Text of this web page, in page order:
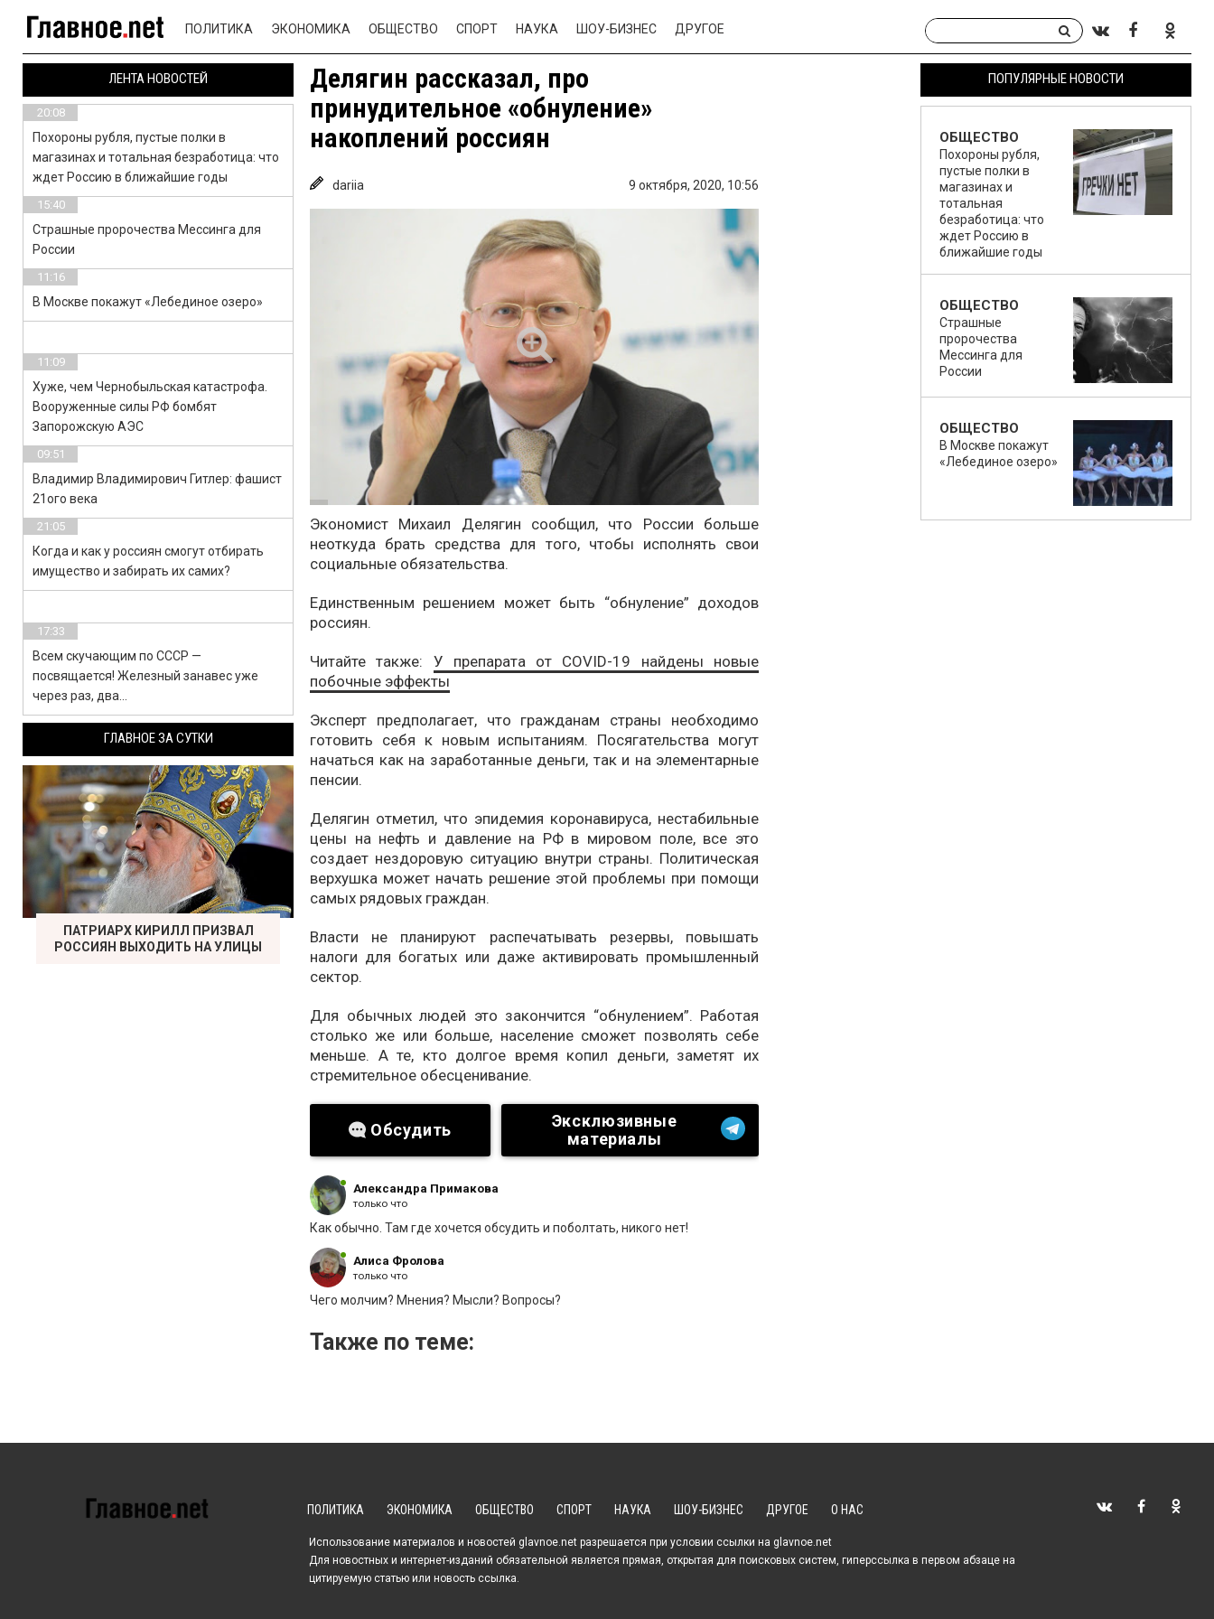
ПОЛИТИКА ЭКОНОМИКА ОБЩЕСТВО СПОРТ НАУКА ШОУ-БИЗНЕС ДРУГОЕ
Делягин рассказал, про
принудительное «обнуление»
накоплений россиян
dariia 9 октября, 2020, 10:56
Экономист Михаил Делягин сообщил, что России больше
неоткуда брать средства для того, чтобы исполнять свои
социальные обязательства.
Единственным решением может быть “обнуление” доходов
россиян.
Читайте также: У препарата от COVID-19 найдены новые
побочные эффекты
Эксперт предполагает, что гражданам страны необходимо
готовить себя к новым испытаниям. Посягательства могут
начаться как на заработанные деньги, так и на элементарные
пенсии.
Делягин отметил, что эпидемия коронавируса, нестабильные
цены на нефть и давление на РФ в мировом поле, все это
создает нездоровую ситуацию внутри страны. Политическая
верхушка может начать решение этой проблемы при помощи
самых рядовых граждан.
Власти не планируют распечатывать резервы, повышать
налоги для богатых или даже активировать промышленный
сектор.
Для обычных людей это закончится “обнулением”. Работая
столько же или больше, население сможет позволять себе
меньше. А те, кто долгое время копил деньги, заметят их
стремительное обесценивание.
Обсудить
Эксклюзивные
материалы
Алиса Фролова
только что
Чего молчим? Мнения? Мысли? Вопросы?
Александра Примакова
только что
Как обычно. Там где хочется обсудить и поболтать, никого нет!
Также по теме:
ПОПУЛЯРНЫЕ НОВОСТИ
ОБЩЕСТВО
Похороны рубля,
пустые полки в
магазинах и
тотальная
безработица: что
ждет Россию в
ближайшие годы
ОБЩЕСТВО
Страшные
пророчества
Мессинга для
России
ОБЩЕСТВО
В Москве покажут
«Лебединое озеро»
ЛЕНТА НОВОСТЕЙ
20:08
Похороны рубля, пустые полки в
магазинах и тотальная безработица: что
ждет Россию в ближайшие годы
15:40
Страшные пророчества Мессинга для
России
11:16
В Москве покажут «Лебединое озеро»
11:09
Хуже, чем Чернобыльская катастрофа.
Вооруженные силы РФ бомбят
Запорожскую АЭС
09:51
Владимир Владимирович Гитлер: фашист
21ого века
21:05
Когда и как у россиян смогут отбирать
имущество и забирать их самих?
17:33
Всем скучающим по СССР —
посвящается! Железный занавес уже
через раз, два…
ГЛАВНОЕ ЗА СУТКИ
ПАТРИАРХ КИРИЛЛ ПРИЗВАЛ
РОССИЯН ВЫХОДИТЬ НА УЛИЦЫ
ПОЛИТИКА ЭКОНОМИКА ОБЩЕСТВО СПОРТ НАУКА ШОУ-БИЗНЕС ДРУГОЕ О НАС
Использование материалов и новостей glavnoe.net разрешается при условии ссылки на glavnoe.net
Для новостных и интернет-изданий обязательной является прямая, открытая для поисковых систем, гиперссылка в первом абзаце на
цитируемую статью или новость ссылка.